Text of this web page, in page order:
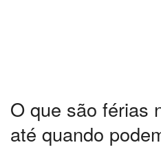
O que são férias
até quando